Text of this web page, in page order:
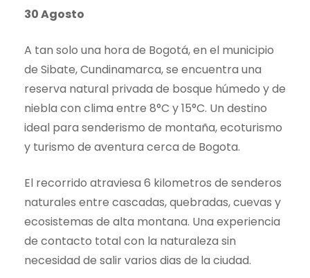
30 Agosto
A tan solo una hora de Bogotá, en el municipio
de Sibate, Cundinamarca, se encuentra una
reserva natural privada de bosque húmedo y de
niebla con clima entre 8°C y 15°C. Un destino
ideal para senderismo de montaña, ecoturismo
y turismo de aventura cerca de Bogota.
El recorrido atraviesa 6 kilometros de senderos
naturales entre cascadas, quebradas, cuevas y
ecosistemas de alta montana. Una experiencia
de contacto total con la naturaleza sin
necesidad de salir varios dias de la ciudad.